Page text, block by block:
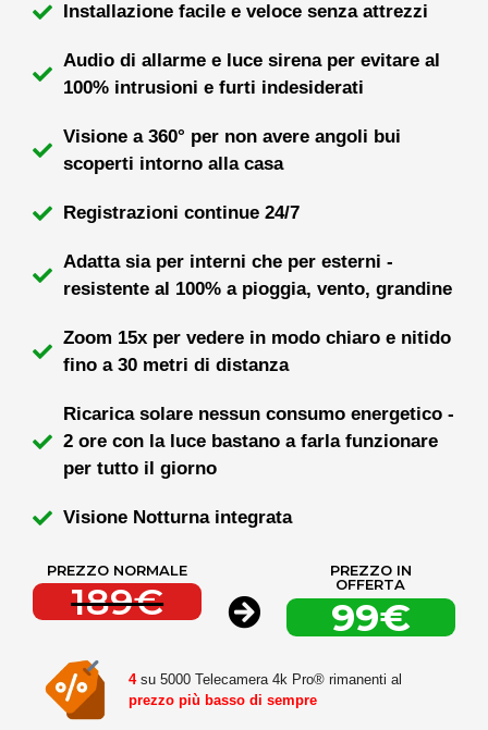
Installazione facile e veloce senza attrezzi
Audio di allarme e luce sirena per evitare al
100% intrusioni e furti indesiderati
Visione a 360° per non avere angoli bui
scoperti intorno alla casa
Registrazioni continue 24/7
Adatta sia per interni che per esterni -
resistente al 100% a pioggia, vento, grandine
Zoom 15x per vedere in modo chiaro e nitido
fino a 30 metri di distanza
Ricarica solare nessun consumo energetico -
2 ore con la luce bastano a farla funzionare
per tutto il giorno
Visione Notturna integrata
PREZZO NORMALE
189€
PREZZO IN
OFFERTA
99€
4 su 5000 Telecamera 4k Pro® rimanenti al
prezzo più basso di sempre